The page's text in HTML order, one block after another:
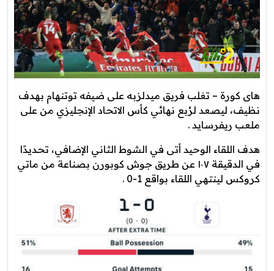
هاى كورة – تغلب فريق ميدلزبه على ضيفه توتنهام بهدف
نظيف، ليصعد لرُبع نهائي كأس الاتحاد الإنجليزي من على
ملعب ريفرسايد .
هدف اللقاء الوحيد أتى في الشوط الثاني الإضافي، تحديدًا
في الدقيقة ١٠٧ عن طريق جوش كوبورن بصناعة من ماتي
كروكس لينتهي اللقاء بواقع 1-0 .